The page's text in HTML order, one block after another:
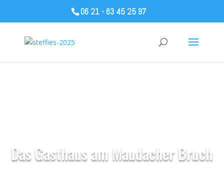
06 21 - 63 45 25 97
Das Gasthaus am Maudacher Bruch